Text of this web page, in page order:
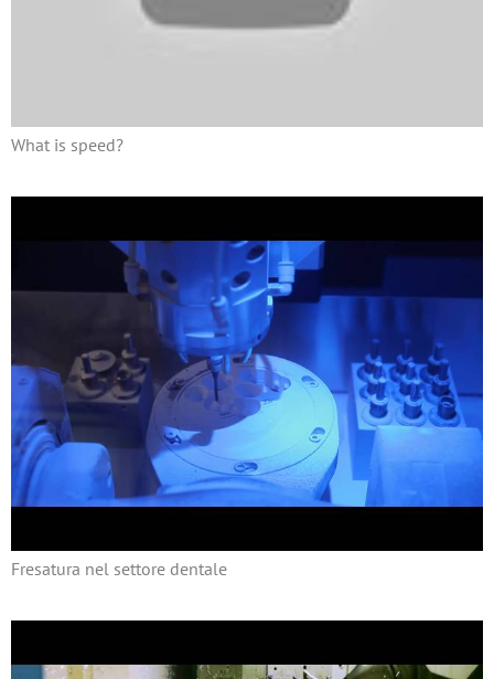
What is speed?
Fresatura nel settore dentale